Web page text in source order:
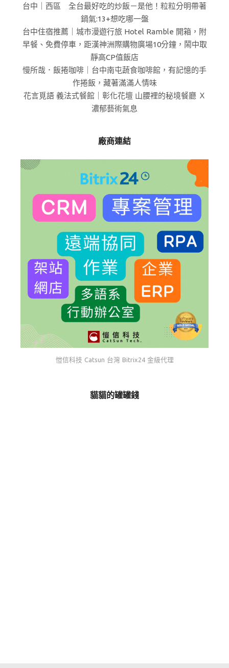
台中｜西區 全台最好吃的炒飯－是他！粒粒分明帶著
鍋氣:13+想吃哪一盤
台中住宿推薦｜城市漫遊行旅 Hotel Ramble 開箱，附
早餐、免費停車，距漢神洲際購物廣場10分鐘，鬧中取
靜高CP值飯店
慢所哉．飯捲咖啡｜台中南屯蔬食咖啡館，有記憶的手
作捲飯，藏著滿滿人情味
花言覓語 義法式餐館｜彰化花壇 山腰裡的秘境餐廳 Ｘ
濃郁藝術氣息
廠商連結
愷信科技 Catsun 台灣 Bitrix24 金級代理
貓貓的罐罐錢